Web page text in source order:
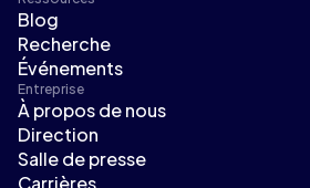
Blog
Recherche
Événements
Entreprise
À propos de nous
Direction
Salle de presse
Carrières